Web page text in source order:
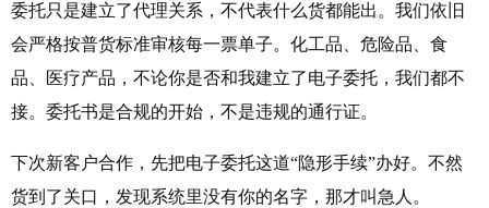
委托只是建立了代理关系，不代表什么货都能出。我们依旧
会严格按普货标准审核每一票单子。化工品、危险品、食
品、医疗产品，不论你是否和我建立了电子委托，我们都不
接。委托书是合规的开始，不是违规的通行证。
下次新客户合作，先把电子委托这道“隐形手续”办好。不然
货到了关口，发现系统里没有你的名字，那才叫急人。